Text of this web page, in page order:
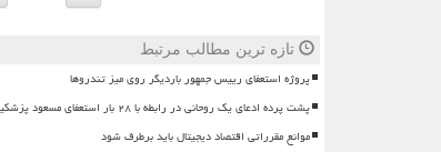
تازه ترین مطالب مرتبط
پروژه استعفای رییس جمهور باردیگر روی میز تندروها
پشت پرده ادعای یک روحانی در رابطه با ۲۸ بار استعفای مسعود پزشکیان
موانع مقرراتی اقتصاد دیجیتال باید برطرف شود